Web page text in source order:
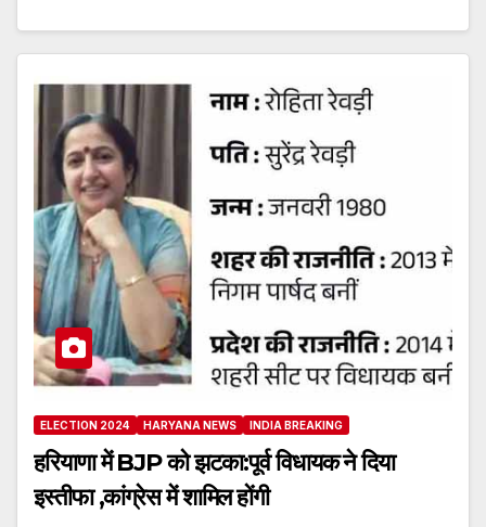
ELECTION 2024 HARYANA NEWS INDIA BREAKING
हरियाणा में BJP को झटका:पूर्व विधायक ने दिया
इस्तीफा ,कांग्रेस में शामिल होंगी